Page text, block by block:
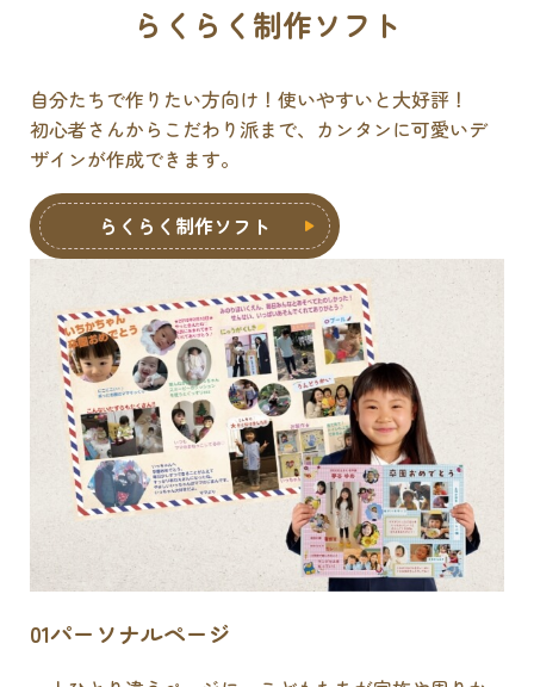
らくらく制作ソフト
自分たちで作りたい方向け！使いやすいと大好評！
初心者さんからこだわり派まで、カンタンに可愛いデ
ザインが作成できます。
らくらく制作ソフト
01パーソナルページ